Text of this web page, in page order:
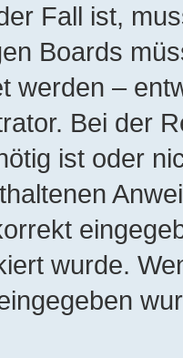
Fall ist,
Boards
werden –
Bei der
ist oder
wurde.